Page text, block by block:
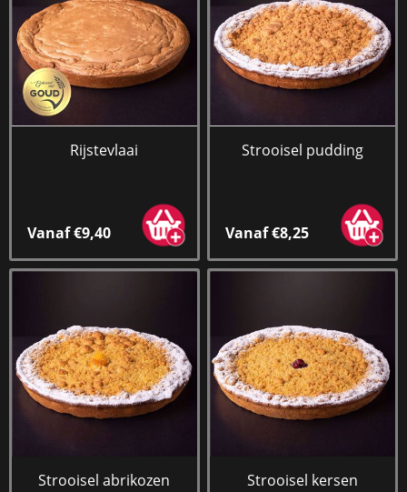
Rijstevlaai
Vanaf €9,40
Strooisel pudding
Vanaf €8,25
Strooisel abrikozen Strooisel kersen